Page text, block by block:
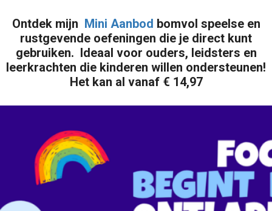
Ontdek mijn Mini Aanbod bomvol speelse en
rustgevende oefeningen die je direct kunt
gebruiken. Ideaal voor ouders, leidsters en
leerkrachten die kinderen willen ondersteunen!
Het kan al vanaf € 14,97